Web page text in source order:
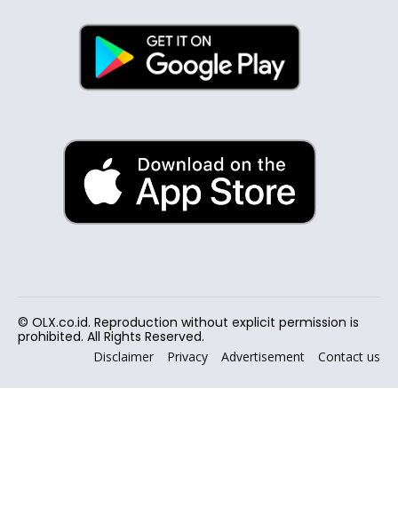
© OLX.co.id. Reproduction without explicit permission is
prohibited. All Rights Reserved.
Disclaimer Privacy Advertisement Contact us